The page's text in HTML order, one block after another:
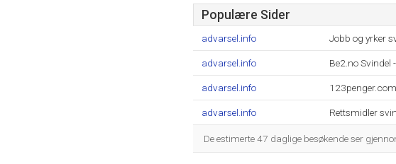
Populære Sider
advarsel.info Jobb og yrker
advarsel.info Be2.no Svindel
advarsel.info
advarsel.info Rettsmidler
De estimerte 47 daglige besøkende ser